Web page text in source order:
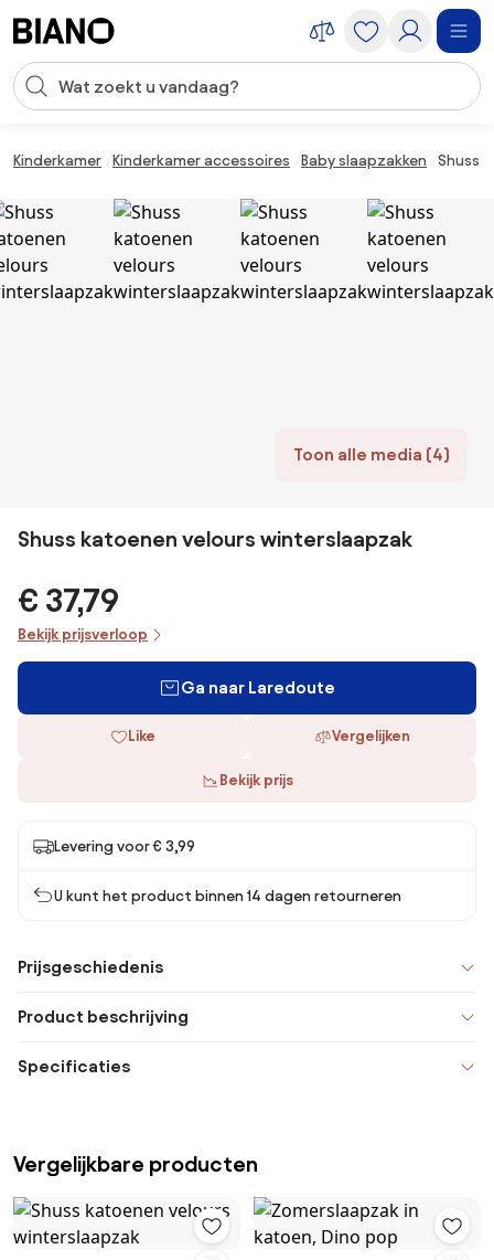
Zoekopdracht invoeren
Kinderkamer Kinderkamer accessoires Baby slaapzakken Shuss
Toon alle media (4)
Shuss katoenen velours winterslaapzak
€ 37,79
Bekijk prijsverloop
Ga naar Laredoute
Like Vergelijken
Bekijk prijs
Levering voor € 3,99
U kunt het product binnen 14 dagen retourneren
Prijsgeschiedenis
Product beschrijving
Specificaties
Vergelijkbare producten